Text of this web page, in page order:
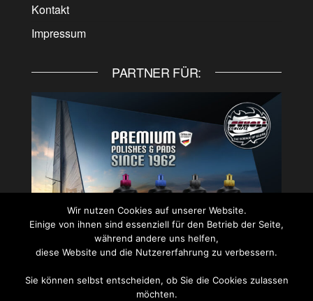
Kontakt
Impressum
PARTNER FÜR:
PARTNER FÜR:
Wir nutzen Cookies auf unserer Website.
Einige von ihnen sind essenziell für den Betrieb der Seite,
während andere uns helfen,
diese Website und die Nutzererfahrung zu verbessern.
Sie können selbst entscheiden, ob Sie die Cookies zulassen
möchten.